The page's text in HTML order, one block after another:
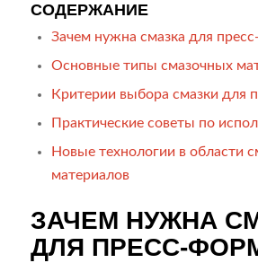
СОДЕРЖАНИЕ
Зачем нужна смазка для
Основные типы смазочных
Критерии выбора смазки для
Практические советы по
Новые технологии в области
материалов
ЗАЧЕМ НУЖНА
ДЛЯ ПРЕСС-